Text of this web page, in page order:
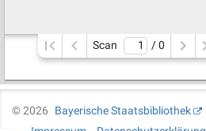
Scan / 0
©2026
Bayerische Staatsbibliothek